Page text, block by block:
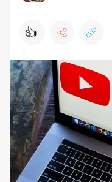
👍